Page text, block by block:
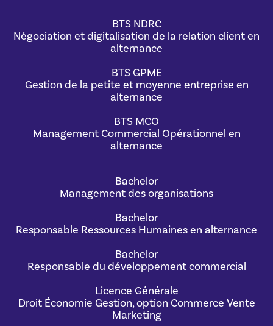
BTS NDRC
Négociation et digitalisation de la relation client en
alternance
BTS GPME
Gestion de la petite et moyenne entreprise en
alternance
BTS MCO
Management Commercial Opérationnel en
alternance
Bachelor
Management des organisations
Bachelor
Responsable Ressources Humaines en alternance
Bachelor
Responsable du développement commercial
Licence Générale
Droit Économie Gestion, option Commerce Vente
Marketing